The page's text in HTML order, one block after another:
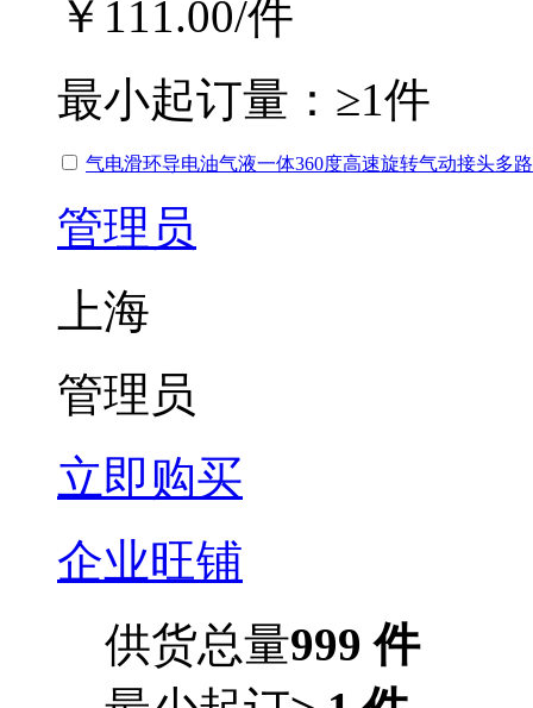
￥111.00/件
最小起订量： ≥1件
气电滑环导电油气液一体360度高速旋转气动接头多
管理员
上海
管理员
立即购买
企业旺铺
供货总量999 件